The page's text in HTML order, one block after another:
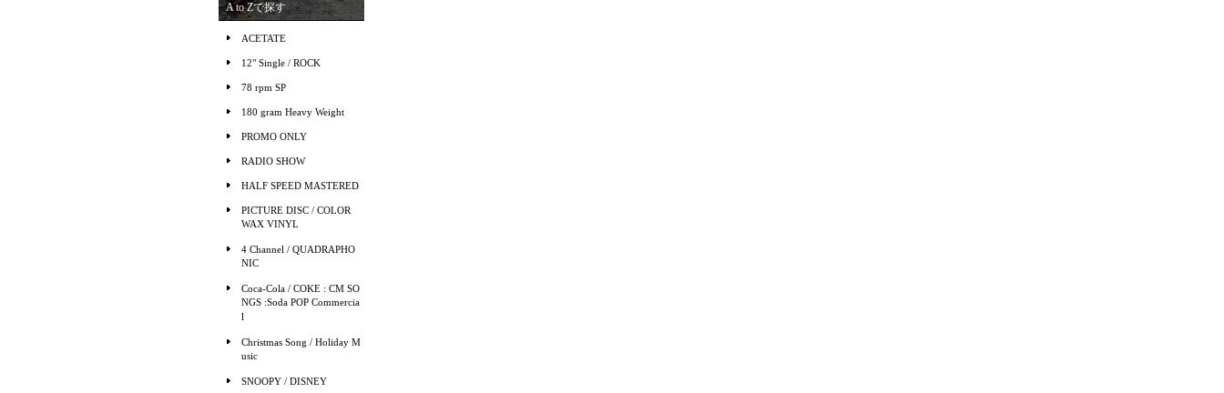
A to Zで探す
ACETATE
12" Single / ROCK
78 rpm SP
180 gram Heavy Weight
PROMO ONLY
RADIO SHOW
HALF SPEED MASTERED
PICTURE DISC / COLOR
WAX VINYL
4 Channel / QUADRAPHO
NIC
Coca-Cola / COKE : CM SO
NGS :Soda POP Commercia
l
Christmas Song / Holiday M
usic
SNOOPY / DISNEY